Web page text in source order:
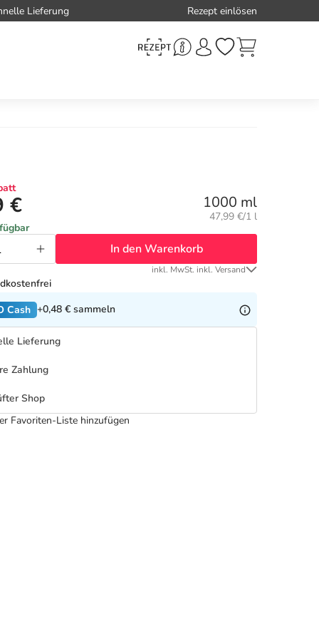
Lieferung Rezept einlösen
€ 1000 ml
Grundpreis:
47,99 €/1 l
In den Warenkorb
inkl. MwSt. inkl. Versand
Cash +0,48 € sammeln
Lieferung
Zahlung
Shop
Favoriten-Liste hinzufügen